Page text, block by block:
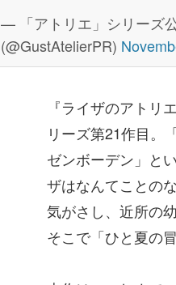
— 「アトリエ」シリーズ
(@GustAtelierPR)
『ライザのアトリ
リーズ第21作目。
ゼンボーデン」と
ザはなんてことの
気がさし、近所の
そこで「ひと夏の